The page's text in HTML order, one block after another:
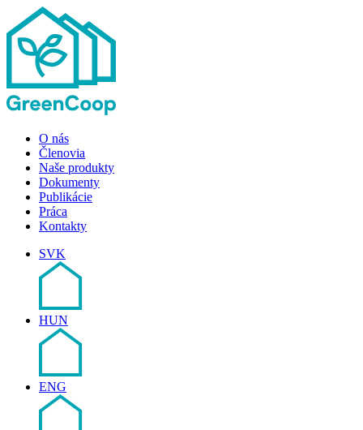
O nás
Členovia
Naše produkty
Dokumenty
Publikácie
Práca
Kontakty
SVK
HUN
ENG